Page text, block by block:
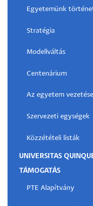
Egyetemünk
Stratégia
Modellváltás
Centenárium
Az egyetem vezetése
Szervezeti egységek
Közzétételi listák
UNIVERSITAS
TÁMOGATÁS
PTE Alapítvány